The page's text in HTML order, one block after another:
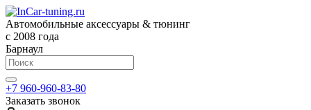
Автомобильные аксессуары & тюнинг
с 2008 года
Барнаул
+7 960-960-83-80
Заказать звонок